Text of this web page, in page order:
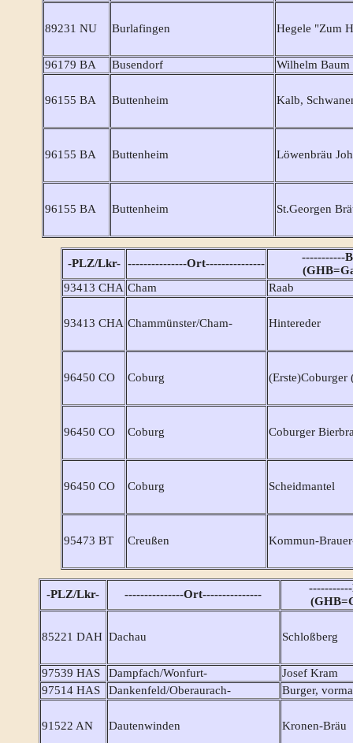
89231 NU Burlafingen Hegele "Zum
96179 BA Busendorf Wilhelm Baum
96155 BA Buttenheim Kalb,
96155 BA Buttenheim Löwenbräu
96155 BA Buttenheim St.Georgen
-PLZ/Lkr- ---------------Ort---------------
-----------
93413 CHA Cham Raab
93413 CHA Chammünster/Cham- Hintereder
96450 CO Coburg (Erste)Coburger
96450 CO Coburg Coburger
96450 CO Coburg Scheidmantel
95473 BT Creußen Kommun-
-PLZ/Lkr- ---------------Ort---------------
85221 DAH Dachau Schloßberg
97539 HAS Dampfach/Wonfurt-
Josef Kram
97514 HAS
Dankenfeld/Oberaurach- Burger,
91522 AN Dautenwinden Kronen-Bräu